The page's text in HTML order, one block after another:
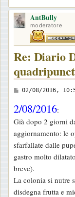
g
i
o
AntBully
moderatore
Re: Diario
M
s
s
a
g
g
i
o
02/08/2016,
2/08/2016:
Già dopo 2 giorni
aggiornamento: le
sfarfallate dalle
gastro molto
breve).
La colonia si nutre
disdegna frutta e